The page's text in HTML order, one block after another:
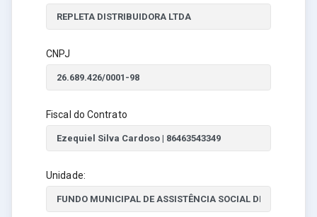
CNPJ
Fiscal do Contrato
Unidade: